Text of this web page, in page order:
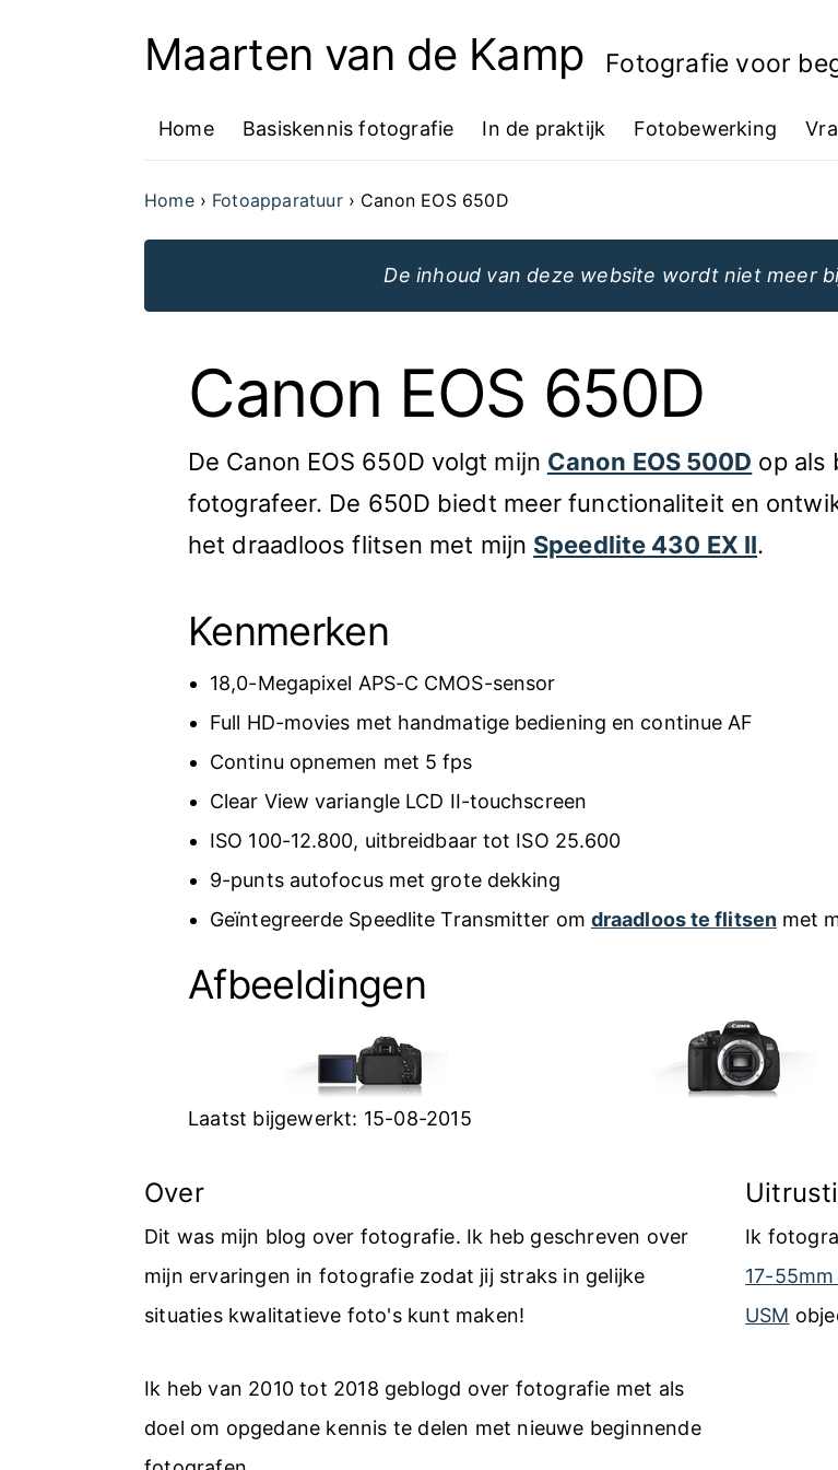
Ga
de
van
de
Maarten van de Kamp Fotografie voor
Home Basiskennis fotografie In de praktijk Fotobewerking
Home Fotoapparatuur Canon EOS 650D
De inhoud van deze website wordt niet meer
Canon EOS 650D
De Canon EOS 650D volgt mijn Canon EOS 500D op als
fotografeer. De 650D biedt meer functionaliteit en
het draadloos flitsen met mijn Speedlite 430 EX II.
Kenmerken
18,0-Megapixel APS-C CMOS-sensor
Full HD-movies met handmatige bediening en continue AF
Continu opnemen met 5 fps
Clear View variangle LCD II-touchscreen
ISO 100-12.800, uitbreidbaar tot ISO 25.600
9-punts autofocus met grote dekking
Geïntegreerde Speedlite Transmitter om draadloos te flitsenmet
Afbeeldingen
Laatst bijgewerkt: 15-08-2015
Over
Dit was mijn blog over fotografie. Ik heb geschreven over
mijn ervaringen in fotografie zodat jij straks in gelijke
situaties kwalitatieve foto's kunt maken!
Ik heb van 2010 tot 2018 geblogd over fotografie met als
doel om opgedane kennis te delen met nieuwe beginnende
Ik
17-
USM